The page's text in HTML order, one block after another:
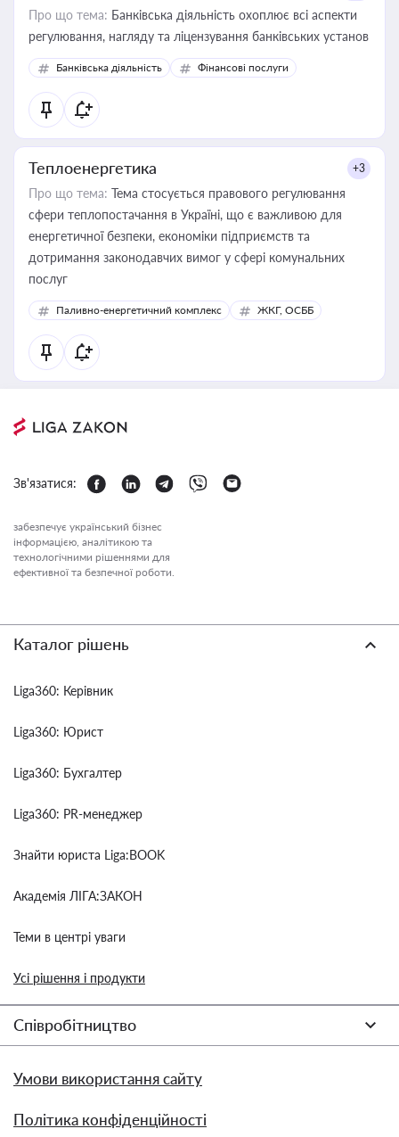
Про що тема: Банківська діяльність охоплює всі аспекти
регулювання, нагляду та ліцензування банківських установ
Банківська діяльність Фінансові послуги
Теплоенергетика +3
Про що тема: Тема стосується правового регулювання
сфери теплопостачання в Україні, що є важливою для
енергетичної безпеки, економіки підприємств та
дотримання законодавчих вимог у сфері комунальних
послуг
Паливно-енергетичний комплекс ЖКГ, ОСББ
Зв'язатися:
забезпечує український бізнес
інформацією, аналітикою та
технологічними рішеннями для
ефективної та безпечної роботи.
Каталог рішень
Liga360: Керівник
Liga360: Юрист
Liga360: Бухгалтер
Liga360: PR-менеджер
Знайти юриста Liga:BOOK
Академія ЛІГА:ЗАКОН
Теми в центрі уваги
Усі рішення і продукти
Співробітництво
Умови використання сайту
Політика конфіденційності